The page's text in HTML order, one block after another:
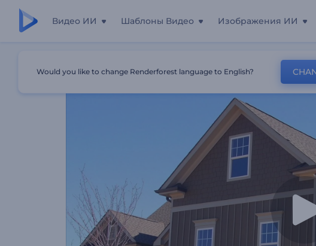
Видео ИИ Шаблоны Видео Изображения ИИ
Промо Ведущего Агентства Недвижимости
Would you like to change Renderforest language to English?